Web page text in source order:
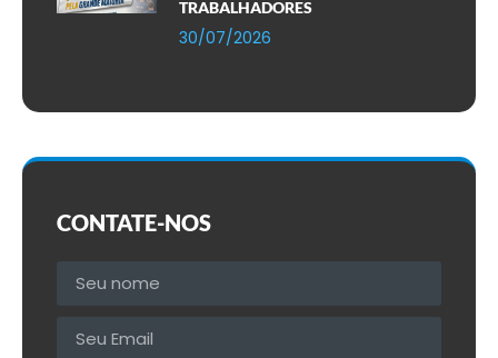
TRABALHADORES
30/07/2026
CONTATE-NOS